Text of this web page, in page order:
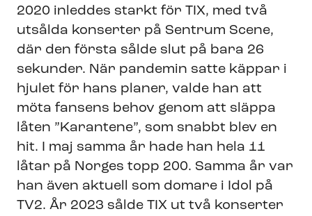
2020 inleddes starkt för TIX, med två
utsålda konserter på Sentrum Scene,
där den första sålde slut på bara 26
sekunder. När pandemin satte käppar i
hjulet för hans planer, valde han att
möta fansens behov genom att släppa
låten ”Karantene”, som snabbt blev en
hit. I maj samma år hade han hela 11
låtar på Norges topp 200. Samma år var
han även aktuell som domare i Idol på
TV2. År 2023 sålde TIX ut två konserter